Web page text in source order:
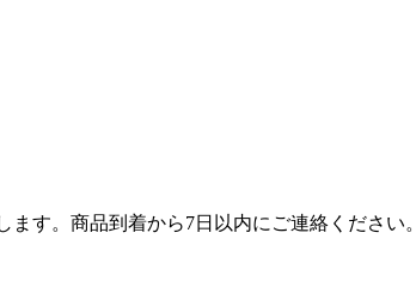
す。商品到着から7日以内にご連絡ください。